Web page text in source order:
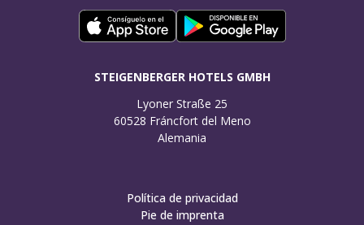
STEIGENBERGER HOTELS GMBH
Lyoner Straße 25
60528 Fráncfort del Meno
Alemania
Política de privacidad
Pie de imprenta